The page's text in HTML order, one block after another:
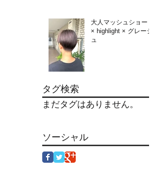
大人マッシュショート
× highlight × グレージ
ュ
タグ検索
まだタグはありません。
ソーシャル